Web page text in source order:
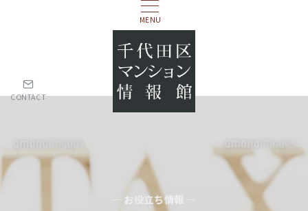
MENU
CONTACT
— お役立ち情報 —